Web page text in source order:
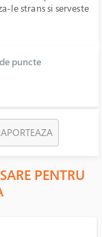
le strans si serveste
puncte
PENTRU